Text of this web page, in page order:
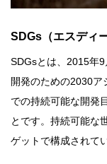
SDGs（エスディ
SDGsとは、2015年
開発のための2030ア
での持続可能な開発
とです。持続可能な
ゲットで構成されて